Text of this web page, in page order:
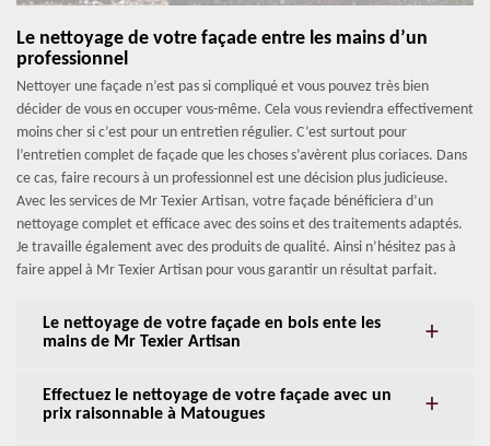
Le nettoyage de votre façade entre les mains d’un
professionnel
Nettoyer une façade n’est pas si compliqué et vous pouvez très bien
décider de vous en occuper vous-même. Cela vous reviendra effectivement
moins cher si c’est pour un entretien régulier. C’est surtout pour
l’entretien complet de façade que les choses s’avèrent plus coriaces. Dans
ce cas, faire recours à un professionnel est une décision plus judicieuse.
Avec les services de Mr Texier Artisan, votre façade bénéficiera d’un
nettoyage complet et efficace avec des soins et des traitements adaptés.
Je travaille également avec des produits de qualité. Ainsi n’hésitez pas à
faire appel à Mr Texier Artisan pour vous garantir un résultat parfait.
Le nettoyage de votre façade en bois ente les
mains de Mr Texier Artisan
Effectuez le nettoyage de votre façade avec un
prix raisonnable à Matougues